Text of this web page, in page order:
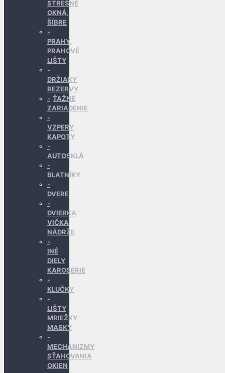
STREŠNÉ
OKNÁ,
ŠÍBRE
PRAHY,
PRAHOVÉ
LIŠTY
DRŽIAKY
REZERVY
ŤAŽNÉ
ZARIADENIE
VZPERY
KAPOTY
AUTOSKLÁ
BLATNÍKY
DVERE
DVIERKA
VIČKA
NÁDRŽE
INÉ
DIELY
KAROSÉRIE
KLUČKY
LIŠTY
MRIEŽKY
MASKY
MECHANIZMY
SŤAHOVANIA
OKIEN